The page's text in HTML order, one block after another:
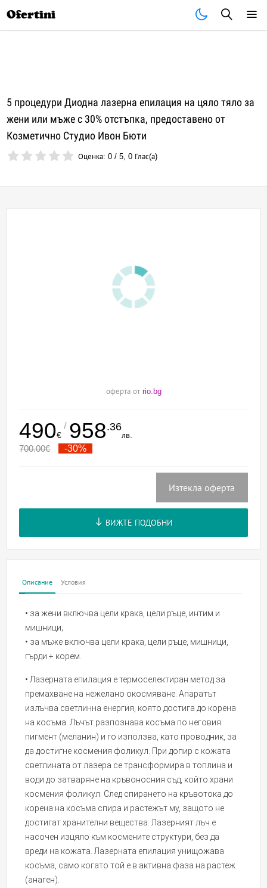
Ofertini
5 процедури Диодна лазерна епилация на цяло тяло за
жени или мъже с 30% отстъпка, предоставено от
Козметично Студио Ивон Бюти
Оценка:0 /5,0 Глас(а)
оферта от rio.bg
490€
/ 958.36
лв.
700.00€ -30%
Изтекла оферта
ВИЖТЕ ПОДОБНИ
Описание Условия
• за жени включва цели крака, цели ръце, интим и
мишници;
• за мъже включва цели крака, цели ръце, мишници,
гърди + корем.
• Лазерната епилация е термоселектиран метод за
премахване на нежелано окосмяване. Апаратът
излъчва светлинна енергия, която достига до корена
на косъма. Лъчът разпознава косъма по неговия
пигмент (меланин) и го използва, като проводник, за
да достигне космения фоликул. При допир с кожата
светлината от лазера се трансформира в топлина и
води до затваряне на кръвоносния съд, който храни
космения фоликул. След спирането на кръвотока до
корена на косъма спира и растежът му, защото не
достигат хранителни вещества. Лазерният лъч е
насочен изцяло към космените структури, без да
вреди на кожата. Лазерната епилация унищожава
косъма, само когато той е в активна фаза на растеж
(анаген).